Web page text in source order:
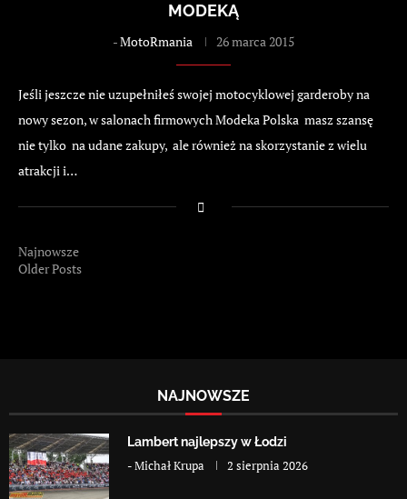
MODEKĄ
-MotoRmania 26 marca 2015
Jeśli jeszcze nie uzupełniłeś swojej motocyklowej garderoby na
nowy sezon, w salonach firmowych Modeka Polska masz szansę
nie tylko na udane zakupy, ale również na skorzystanie z wielu
atrakcji i…
Najnowsze
Older Posts
NAJNOWSZE
Lambert najlepszy w Łodzi
-Michał Krupa 2 sierpnia 2026